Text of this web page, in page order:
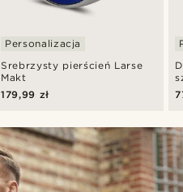
Srebrzysty pierścień Larse
Makt
Personalizacja
179,99 zł